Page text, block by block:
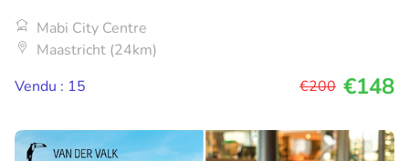
Mabi City Centre
Maastricht (24km)
Vendu : 15
€200 €148